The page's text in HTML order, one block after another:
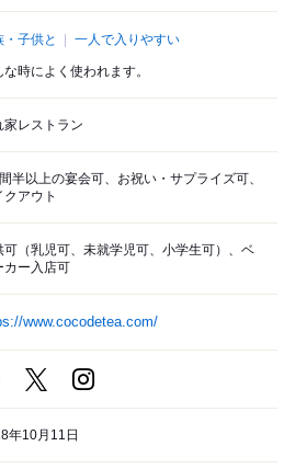
・子供と 一人で入りやすい
な時によく使われます。
家レストラン
半以上の宴会可、お祝い・サプライズ可、
クアウト
可（乳児可、未就学児可、小学生可）、ベ
カー入店可
www.cocodetea.com/
年10月11日